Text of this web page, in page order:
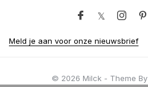
Meld je aan voor onze nieuwsbrief
© 2026 Milck - Theme By